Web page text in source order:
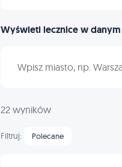
Wyświetl lecznice w
22 wyników
Filtruj: Polecane